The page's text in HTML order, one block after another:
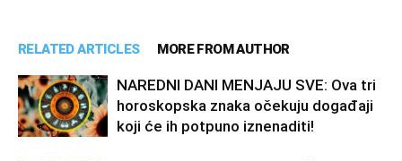
RELATED ARTICLES MORE FROM AUTHOR
NAREDNI DANI MENJAJU SVE: Ova tri
horoskopska znaka očekuju događaji
koji će ih potpuno iznenaditi!